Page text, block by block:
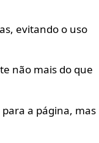
evitando o uso
não mais do que
a página, mas